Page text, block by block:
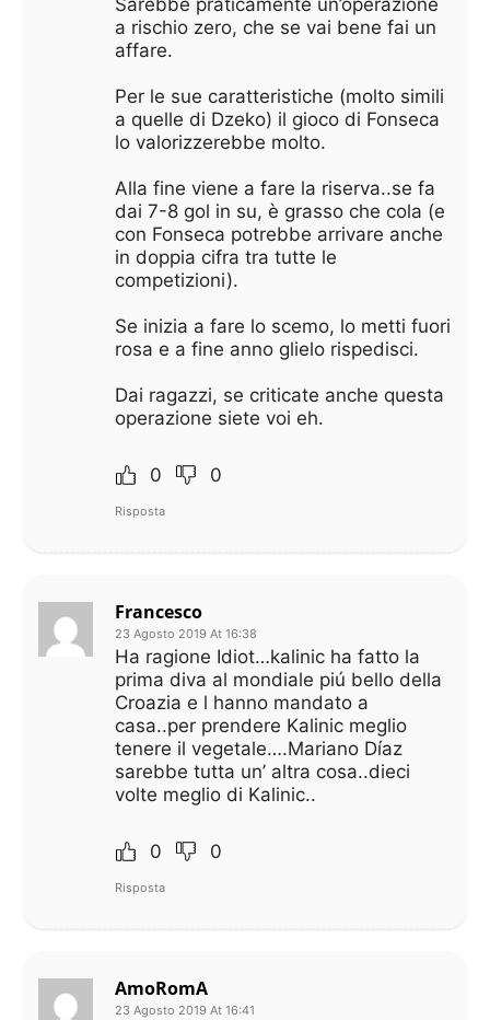
Sarebbe praticamente un’operazione
a rischio zero, che se vai bene fai un
affare.
Per le sue caratteristiche (molto simili
a quelle di Dzeko) il gioco di Fonseca
lo valorizzerebbe molto.
Alla fine viene a fare la riserva..se fa
dai 7-8 gol in su, è grasso che cola (e
con Fonseca potrebbe arrivare anche
in doppia cifra tra tutte le
competizioni).
Se inizia a fare lo scemo, lo metti fuori
rosa e a fine anno glielo rispedisci.
Dai ragazzi, se criticate anche questa
operazione siete voi eh.
0 0
Risposta
Francesco
23 Agosto 2019 At 16:38
Ha ragione Idiot…kalinic ha fatto la
prima diva al mondiale piú bello della
Croazia e l hanno mandato a
casa..per prendere Kalinic meglio
tenere il vegetale….Mariano Díaz
sarebbe tutta un’ altra cosa..dieci
volte meglio di Kalinic..
0 0
Risposta
AmoRomA
23 Agosto 2019 At 16:41